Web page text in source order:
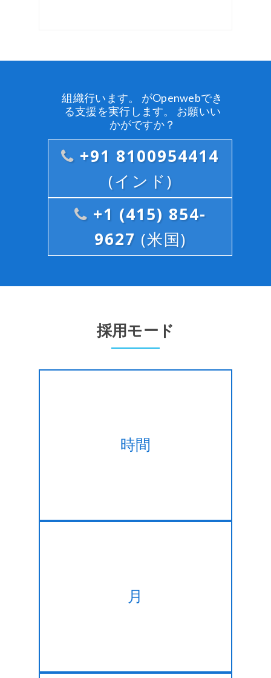
組織行います。 がopenwebでき
る支援を実行します。 お願いい
かがですか？
+91 8100954414
(インド)
+1 (415) 854-
9627 (米国)
採用モード
時間
ロッパーが時間単位に合わせた
月
PHP/MySQL開発サービスで最